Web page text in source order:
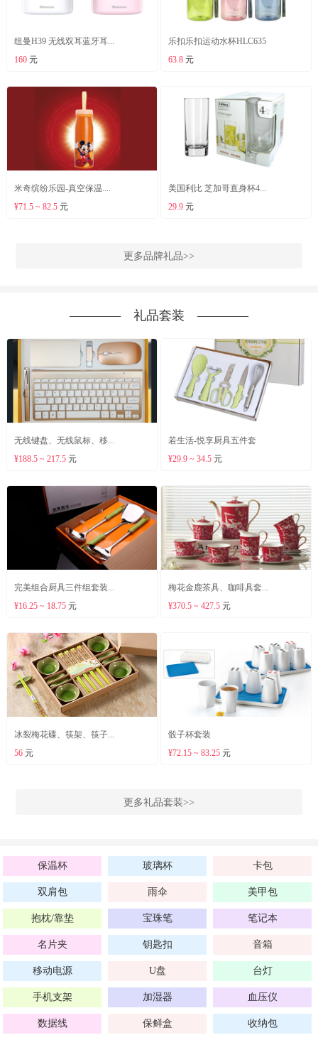
纽曼H39 无线双耳蓝牙耳...
160元
乐扣乐扣运动水杯HLC635
63.8 元
米奇缤纷乐园-真空保温....
¥71.5 ~ 82.5元
美国利比 芝加哥直身杯4...
29.9 元
更多品牌礼品>>
―――― 礼品套装 ――――
无线键盘、无线鼠标、移...
¥188.5 ~ 217.5元
若生活-悦享厨具五件套
¥29.9 ~ 34.5 元
完美组合厨具三件组套装...
¥16.25 ~ 18.75元
梅花金鹿茶具、咖啡具套...
¥370.5 ~ 427.5 元
冰裂梅花碟、筷架、筷子...
56元
骰子杯套装
¥72.15 ~ 83.25 元
更多礼品套装>>
保温杯 玻璃杯 卡包
双肩包 雨伞 美甲包
抱枕/靠垫 宝珠笔 笔记本
名片夹 钥匙扣 音箱
移动电源 U盘 台灯
手机支架 加湿器 血压仪
数据线 保鲜盒 收纳包